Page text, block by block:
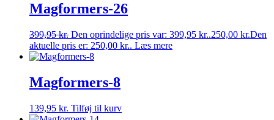
Magformers-26
399,95kr. Den oprindelige pris var: 399,95 kr..250,00 kr.Den
aktuelle pris er: 250,00 kr.. Læs mere
Magformers-8
139,95 kr. Tilføj til kurv